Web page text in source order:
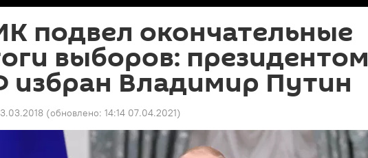
подвел окончательные
выборов: президентом
избран Владимир Путин
(обновлено: 14:14 07.04.2021)